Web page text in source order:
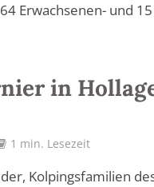
Erwachsenen- und 15
in
1 min. Lesezeit
Kolpingsfamilien